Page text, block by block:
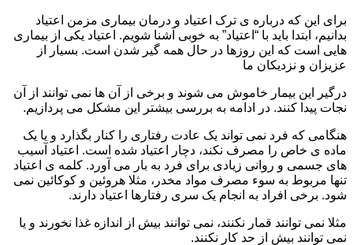
برای این که درباره ی ترک اعتیاد و درمان بیماری مزمن اعتیاد
بدانیم، ابتدا باید با “اعتیاد” به خوبی آشنا شویم. اعتیاد یکی از بیماری
هایی است که این روزها در حال همه گیر شدن است. بسیار از
عزیزان و نزدیکان ما
درگیر این بیمار خاموش می شوند و برخی از آن ها نمی توانند از آن
نجات پیدا کنند. در ادامه به بررسی بیشتر این مشکل می پردازیم.
هنگامی که فرد نمی تواند یک عادت رفتاری را کنار بگذارد و یا یک
ماده ی خاص را مصرف نکند، دچار اعتیاد شده است. اعتیاد آسیب
های جسمی و روانی زیادی برای فرد به بار می آورد. کلمه ی اعتیاد
تنها مربوط به سوء مصرف مواد مخدر، مثلا هروئین و کوکائین نمی
شود. برخی افراد به انجام یک سری رفتارها اعتیاد دارند.
مثلا نمی توانند قمار نکنند، نمی توانند بیش از اندازه غذا نخورند و یا
نمی توانند بیش از حد کار نکنند.